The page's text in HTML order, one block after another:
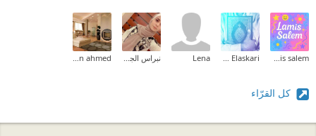
Lena
كل القرّاء